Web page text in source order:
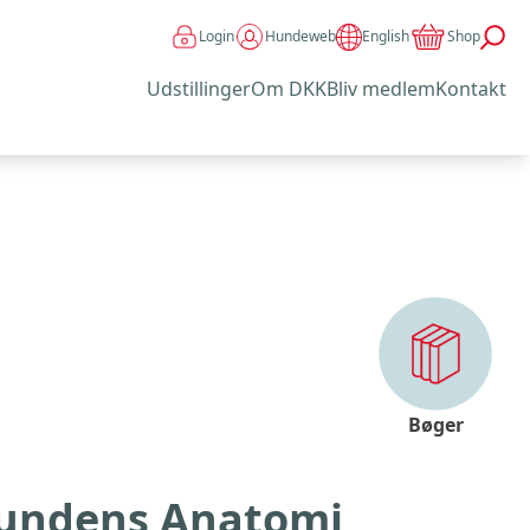
Login Hundeweb English Shop
UdstillingerOm DKKBliv medlemKontakt
Bøger
Anatomi